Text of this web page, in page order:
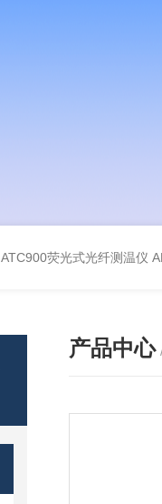
ATC900荧光式光纤测温仪
产品中心